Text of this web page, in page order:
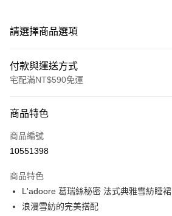
請選擇商品選項
付款與運送方式
宅配滿NT$590免運
POYA支付
信用卡一次付款
Apple Pay
街口支付
商品特色
商品編號
10551398
商品特色
L'adoore 葛瑞絲秘密 法式典雅雪紡睡裙
浪漫雪紡的完美搭配